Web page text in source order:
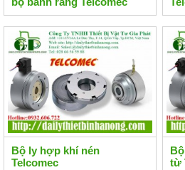
nhập khẩu chính hãng
Bộ ly hợp khí nén
Telcomec
từ